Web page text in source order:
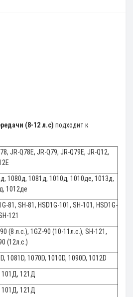
(8-12 л.с) подходит к
JR-Q78E, JR-Q79, JR-Q79E, JR-Q12,
1080д, 1081д, 1010д, 1010де, 1013д,
1012де
81, SH-81, HSD1G-101, SH-101, HSD1G-
121
(8 л.с.), 1GZ-90 (10-11л.с.), SH-121,
(12л.с.)
1081D, 1070D, 1010D, 1090D, 1012D
121Д
121Д